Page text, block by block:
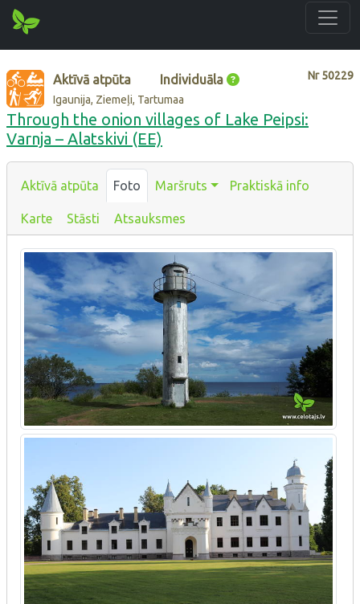
Nr50229
Aktīvā atpūta Individuāla
Igaunija, Ziemeļi, Tartumaa
Through the onion villages of Lake Peipsi:
Varnja – Alatskivi (EE)
Aktīvā atpūta Foto Maršruts Praktiskā info
Karte Stāsti Atsauksmes